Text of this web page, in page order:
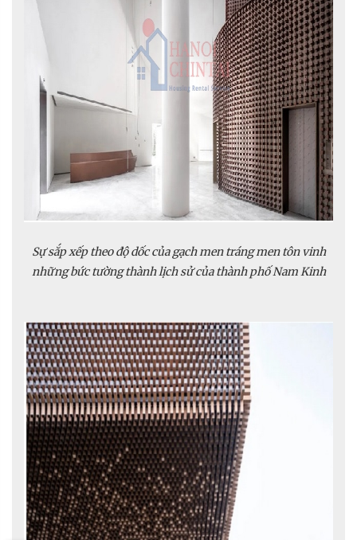
Sự sắp xếp theo độ dốc của gạch men tráng men tôn vinh
những bức tường thành lịch sử của thành phố Nam Kinh